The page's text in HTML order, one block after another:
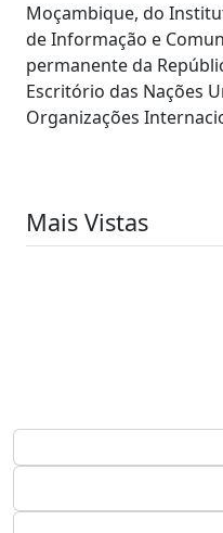
Moçambique, do
de Informação e
permanente da
Escritório das Nações
Organizações
Mais Vistas